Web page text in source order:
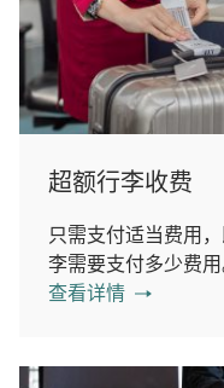
超额行李收费
只需支付适当费用
李需要支付多少费用
查看详情